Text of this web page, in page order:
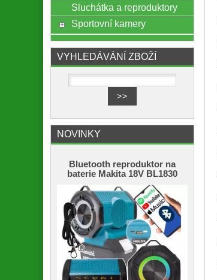
Sluchátka a reproduktory
Sportovní kamery
VYHLEDÁVÁNÍ ZBOŽÍ
NOVINKY
Bluetooth reproduktor na
baterie Makita 18V BL1830